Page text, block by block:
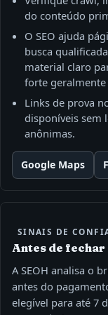
do conteúdo
O SEO ajuda
busca
material claro
forte
Links de prova
disponíveis sem
anônimas.
Google Maps
SINAIS DE
Antes de fechar
A SEOH analisa o
antes do
elegível para até 7